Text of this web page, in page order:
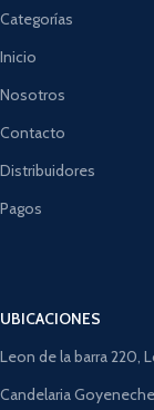
Categorías
Inicio
Nosotros
Contacto
Distribuidores
Pagos
UBICACIONES
Leon de la barra 220,
Candelaria